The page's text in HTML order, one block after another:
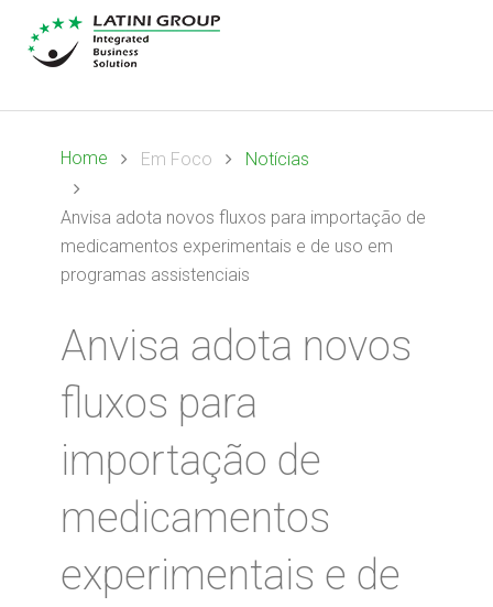
Home Em Foco Notícias
Anvisa adota novos fluxos para importação de
medicamentos experimentais e de uso em
programas assistenciais
Anvisa adota novos
fluxos para
importação de
medicamentos
experimentais e de